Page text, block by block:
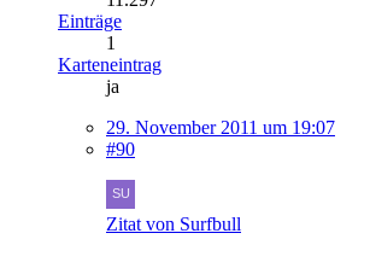
Einträge
1
Karteneintrag
ja
29. November 2011 um 19:07
#90
Zitat von Surfbull